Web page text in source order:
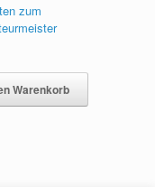
zum
Warenkorb